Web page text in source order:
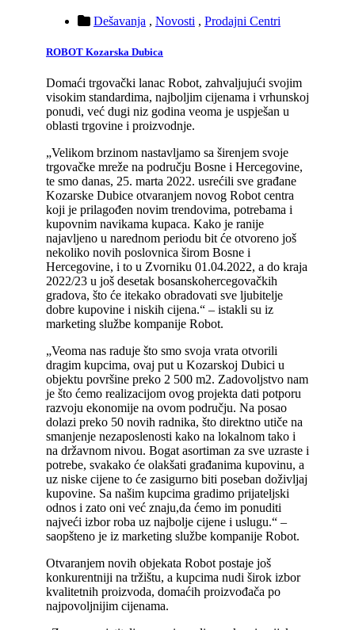
Dešavanja , Novosti , Prodajni Centri
ROBOT Kozarska Dubica
Domaći trgovački lanac Robot, zahvaljujući svojim
visokim standardima, najboljim cijenama i vrhunskoj
ponudi, već dugi niz godina veoma je uspješan u
oblasti trgovine i proizvodnje.
„Velikom brzinom nastavljamo sa širenjem svoje
trgovačke mreže na području Bosne i Hercegovine,
te smo danas, 25. marta 2022. usrećili sve građane
Kozarske Dubice otvaranjem novog Robot centra
koji je prilagođen novim trendovima, potrebama i
kupovnim navikama kupaca. Kako je ranije
najavljeno u narednom periodu bit će otvoreno još
nekoliko novih poslovnica širom Bosne i
Hercegovine, i to u Zvorniku 01.04.2022, a do kraja
2022/23 u još desetak bosanskohercegovačkih
gradova, što će itekako obradovati sve ljubitelje
dobre kupovine i niskih cijena.“ – istakli su iz
marketing službe kompanije Robot.
„Veoma nas raduje što smo svoja vrata otvorili
dragim kupcima, ovaj put u Kozarskoj Dubici u
objektu površine preko 2 500 m2. Zadovoljstvo nam
je što ćemo realizacijom ovog projekta dati potporu
razvoju ekonomije na ovom području. Na posao
dolazi preko 50 novih radnika, što direktno utiče na
smanjenje nezaposlenosti kako na lokalnom tako i
na državnom nivou. Bogat asortiman za sve uzraste i
potrebe, svakako će olakšati građanima kupovinu, a
uz niske cijene to će zasigurno biti poseban doživljaj
kupovine. Sa našim kupcima gradimo prijateljski
odnos i zato oni već znaju,da ćemo im ponuditi
najveći izbor roba uz najbolje cijene i uslugu.“ –
saopšteno je iz marketing službe kompanije Robot.
Otvaranjem novih objekata Robot postaje još
konkurentniji na tržištu, a kupcima nudi širok izbor
kvalitetnih proizvoda, domaćih proizvođača po
najpovoljnijim cijenama.